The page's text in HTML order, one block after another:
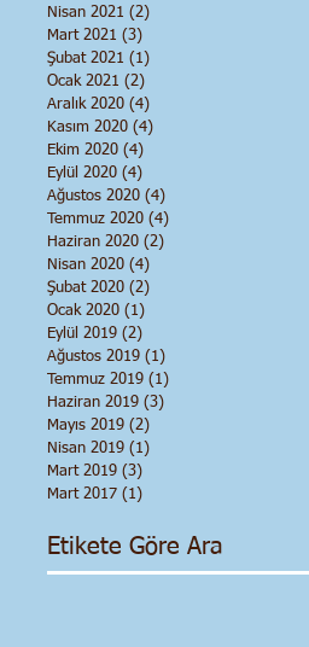
Nisan 2021 (2)
Mart 2021 (3)
Şubat 2021 (1)
Ocak 2021 (2)
Aralık 2020 (4)
Kasım 2020 (4)
Ekim 2020 (4)
Eylül 2020 (4)
Ağustos 2020 (4)
Temmuz 2020 (4)
Haziran 2020 (2)
Nisan 2020 (4)
Şubat 2020 (2)
Ocak 2020 (1)
Eylül 2019 (2)
Ağustos 2019 (1)
Temmuz 2019 (1)
Haziran 2019 (3)
Mayıs 2019 (2)
Nisan 2019 (1)
Mart 2019 (3)
Mart 2017 (1)
Etikete Göre Ara